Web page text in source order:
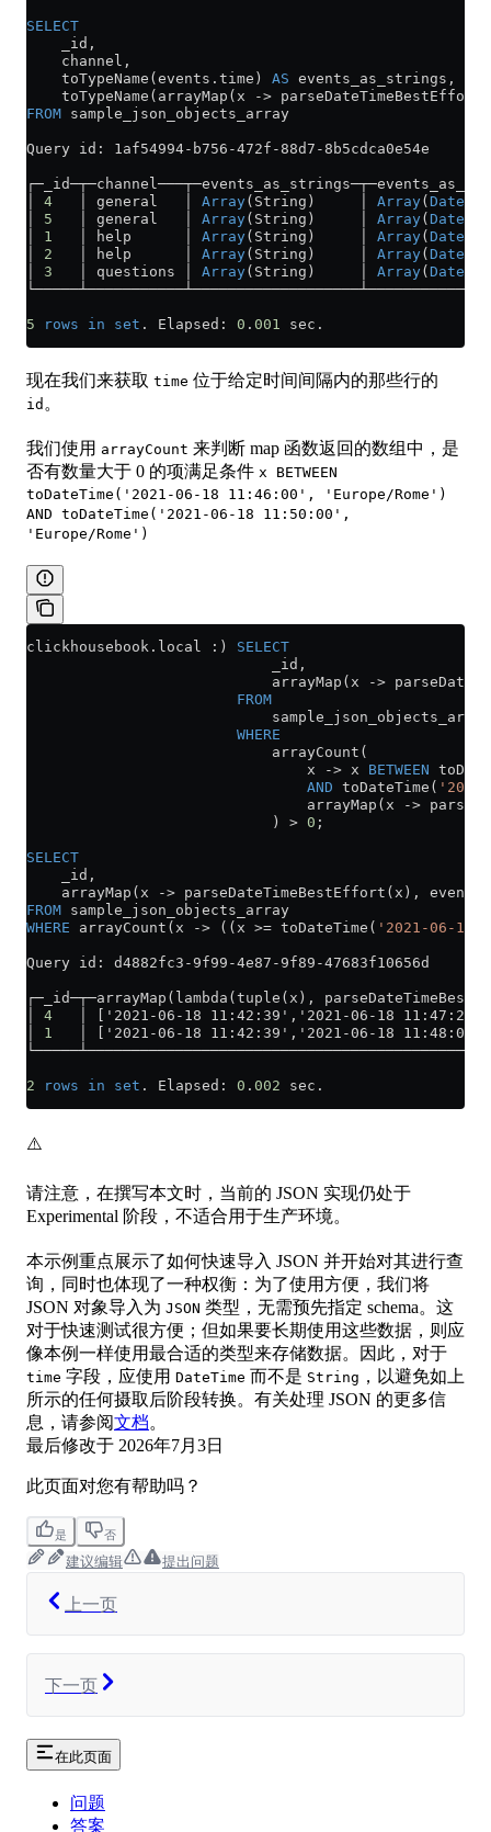
SELECT
    _id,
    channel,
    toTypeName(
events . time ) AS events_as_strings,
    toTypeName(arrayMap(x
->
FROM sample_json_objects_array
Query id: 1af54994- b756 -472f -88d7 -8b5cdca0e54e
4
   │ general   │
Array(String)     │ Array(
5
   │ general   │
Array(String)     │ Array(
1
   │ help      │
Array(String)     │ Array(
2
   │ help      │
Array(String)     │ Array(
3
   │ questions │
Array(String)     │ Array(
5 rows in set . Elapsed: 0 . 001 sec.
现在我们来获取 time 位于给定时间间隔内的那些行的
id 。
我们使用 arrayCount 来判断 map 函数返回的数组中，是
否有数量大于 0 的项满足条件 x BETWEEN
toDateTime('2021-06-18 11:46:00', 'Europe/Rome')
AND toDateTime('2021-06-18 11:50:00',
'Europe/Rome')
clickhousebook . local :) SELECT
                            _id,
                            arrayMap(x
->
                        FROM
                            sample_json_objects_array
                        WHERE
                            arrayCount(
                                x
-> x BETWEEN
                                AND
toDateTime(
                                arrayMap(x
->
                            )
> 0 ;
SELECT
    _id,
    arrayMap(x
-> parseDateTimeBestEffort(x), events
FROM sample_json_objects_array
WHERE arrayCount(x -> ((x >= toDateTime( '2021-06-18
Query id: d4882fc3 - 9f99 -4e87 - 9f89 -47683f10656d
┌─_id─┬─arrayMap(lambda(tuple(x),
4
│ ['2021-06-18 11:42:39','2021-06-18
1
│ ['2021-06-18 11:42:39','2021-06-18
2 rows in set . Elapsed: 0 . 002 sec.
⚠️
请注意，在撰写本文时，当前的 JSON 实现仍处于
Experimental 阶段，不适合用于生产环境。
本示例重点展示了如何快速导入 JSON 并开始对其进行查
询，同时也体现了一种权衡：为了使用方便，我们将
JSON 对象导入为 JSON 类型，无需预先指定 schema。这
对于快速测试很方便；但如果要长期使用这些数据，则应
像本例一样使用最合适的类型来存储数据。因此，对于
time 字段，应使用 DateTime 而不是 String ，以避免如上
所示的任何摄取后阶段转换。有关处理 JSON 的更多信
息，请参阅文档。
最后修改于 2026年7月3日
此页面对您有帮助吗？
是 否
建议编辑 提出问题
上一页
下一页
在此页面
问题
答案